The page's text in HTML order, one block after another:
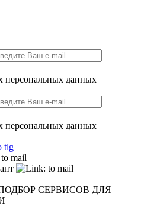
персональных данных
персональных данных
СЕРВИСОВ ДЛЯ